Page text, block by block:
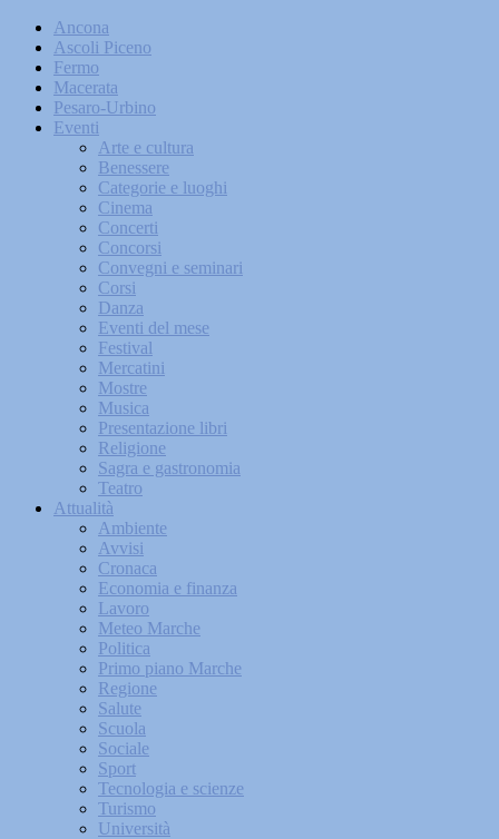
Ancona
Ascoli Piceno
Fermo
Macerata
Pesaro-Urbino
Eventi
Arte e cultura
Benessere
Categorie e luoghi
Cinema
Concerti
Concorsi
Convegni e seminari
Corsi
Danza
Eventi del mese
Festival
Mercatini
Mostre
Musica
Presentazione libri
Religione
Sagra e gastronomia
Teatro
Attualità
Ambiente
Avvisi
Cronaca
Economia e finanza
Lavoro
Meteo Marche
Politica
Primo piano Marche
Regione
Salute
Scuola
Sociale
Sport
Tecnologia e scienze
Turismo
Università